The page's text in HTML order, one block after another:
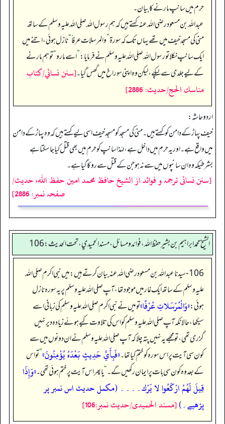
حرم میں سانپ مارنے کا بیان۔
عبداللہ بن مسعود رضی الله عنہ کہتے ہیں کہ ہم رسول اللہ صلی اللہ علیہ وسلم کے ساتھ
منیٰ کی مسجد خیف میں تھے یہاں تک کہ سورۃ”والمرسلات عرفاً“نازل ہوئی، اتنے میں
ایک سانپ نکلا تو رسول اللہ صلی اللہ علیہ وسلم نے فرمایا:”اسے مارو“تو ہم مارنے
کے لیے جلدی سے لپکے، لیکن وہ اپنی سوراخ میں گھس گیا۔[سنن نسائي/كتاب
مناسك الحج/حدیث: 2886]
اردو حاشہ:
خیف پہاڑ کے دامن کو کہتے ہیں۔ منیٰ کی مسجد کو مسجد خیف اسی لیے کہتے ہیں کہ وہ پہاڑ کے دامن
میں واقع ہے۔ اور یہ حرم میں داخل ہے، لہٰذا سانپ کو حرم میں بھی قتل کیا جا سکتا ہے
بشرطیکہ وہ ان سانپوں میں سے نہ ہو جن کے قتل سے روکا گیا ہے۔
[سنن نسائی ترجمہ و فوائد از الشیخ حافظ محمد امین حفظ اللہ، حدیث/
صفحہ نمبر: 2886]
الشيخ محمد ابراهيم بن بشير حفظ الله، فوائد و مسائل، مسند الحميدي، تحت الحديث:106
106- سیدنا عبداللہ بن مسعود رضی اللہ عنہ بیان کرتے ہیں: میں نبی اکرم صلی اللہ
علیہ وسلم کے ساتھ ایک غار میں موجود تھا، آپ صلی اللہ علیہ وسلم پر یہ سورہ نازل
ہوئی:«وَالْمُرْسَلاتِ عُرْفًا»تو میں نے نبی اکرم صلی اللہ علیہ وسلم کی زبانی اسے
سیکھا، حالانکہ آپ صلی اللہ علیہ وسلم کو اس کی تلاوت کیے ہوئے زیادہ دیر نہیں
گزری تھی، تو مجھے یہ نہیں پتہ چلا کہ آپ صلی اللہ علیہ وسلم نے ان دونوں میں سے
کون سی آیت پر اس سورہ کو ختم کیا تھا۔«‏‏‏‏فَبِأَيِّ حَدِيثٍ بَعْدَهُ يُؤْمِنُونَ»”تو اس
کے بعد وہ کون سی بات پر ایمان رکھیں گے۔“یا پھر اس آیت پر ختم ہوئی تھی۔«وَإِذَا
قِيلَ لَهُمُ ارْكَعُوا لا يَرْك۔۔۔۔ (مکمل حدیث اس نمبر پر
پڑھیے۔)[مسند الحمیدی/حدیث نمبر:106]